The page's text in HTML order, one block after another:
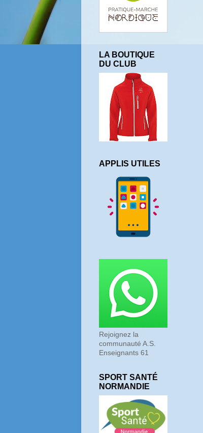
LA BOUTIQUE
DU CLUB
APPLIS UTILES
Rejoignez la
communauté A.S.
Enseignants 61
SPORT SANTÉ
NORMANDIE